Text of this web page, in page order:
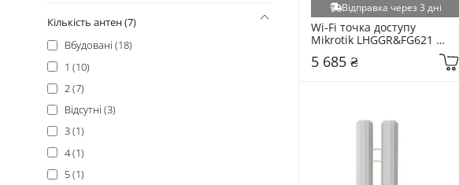
Кількість антен (7)
Вбудовані (18)
1 (10)
2 (7)
Відсутні (3)
3 (1)
4 (1)
5 (1)
Відправка через 3 дні
Wi-Fi точка доступу
Mikrotik LHGGR&FG621
(LHGGR&FG621-EA) White
5 685 ₴